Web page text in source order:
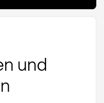
und